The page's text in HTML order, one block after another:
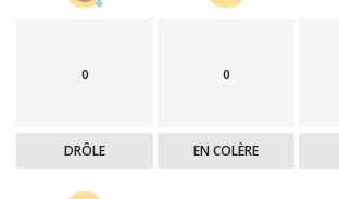
0
DRÔLE
0
EN COLÈRE